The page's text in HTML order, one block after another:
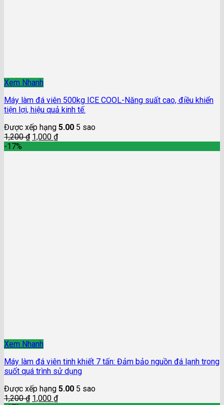
Xem Nhanh
Máy làm đá viên 500kg ICE COOL-Năng suất cao, điều khiển
tiện lợi, hiệu quả kinh tế.
Được xếp hạng 5.00 5 sao
1,200₫ 1,000 ₫
-17%
Xem Nhanh
Máy làm đá viên tinh khiết 7 tấn: Đảm bảo nguồn đá lạnh trong
suốt quá trình sử dụng
Được xếp hạng 5.00 5 sao
1,200₫ 1,000 ₫